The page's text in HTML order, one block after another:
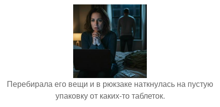
Перебирала его вещи и в рюкзаке наткнулась на пустую
упаковку от каких-то таблеток.